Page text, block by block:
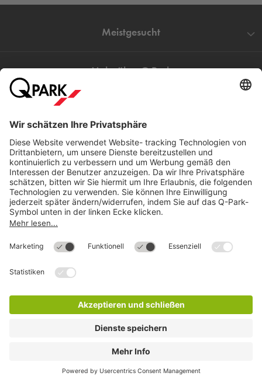
Meistgesucht
Mehr überQ-Park
Direkt zum
Download
©Q-ParkDeutschland (2018)
AGB
Compliance
Impressum